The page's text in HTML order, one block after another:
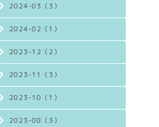
2024-03（3）
2024-02（1）
2023-12（2）
2023-11（3）
2023-10（1）
2023-08（3）